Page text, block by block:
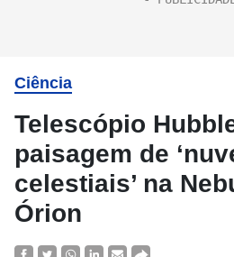
Ciência
Telescópio
paisagem de
celestiais’ na
Órion